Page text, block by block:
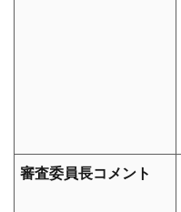
審査委員長コメント